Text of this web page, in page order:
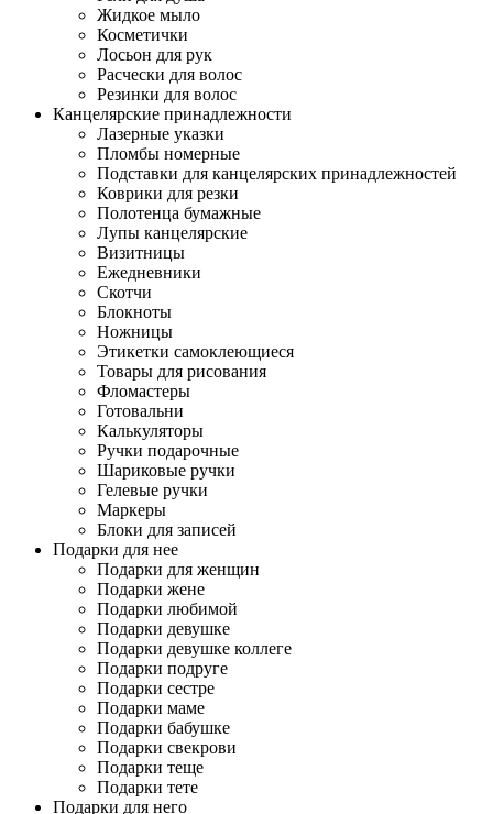
Жидкое мыло
Косметички
Лосьон для рук
Расчески для волос
Резинки для волос
Канцелярские принадлежности
Лазерные указки
Пломбы номерные
Подставки для канцелярских принадлежностей
Коврики для резки
Полотенца бумажные
Лупы канцелярские
Визитницы
Ежедневники
Скотчи
Блокноты
Ножницы
Этикетки самоклеющиеся
Товары для рисования
Фломастеры
Готовальни
Калькуляторы
Ручки подарочные
Шариковые ручки
Гелевые ручки
Маркеры
Блоки для записей
Подарки для нее
Подарки для женщин
Подарки жене
Подарки любимой
Подарки девушке
Подарки девушке коллеге
Подарки подруге
Подарки сестре
Подарки маме
Подарки бабушке
Подарки свекрови
Подарки теще
Подарки тете
Подарки для него